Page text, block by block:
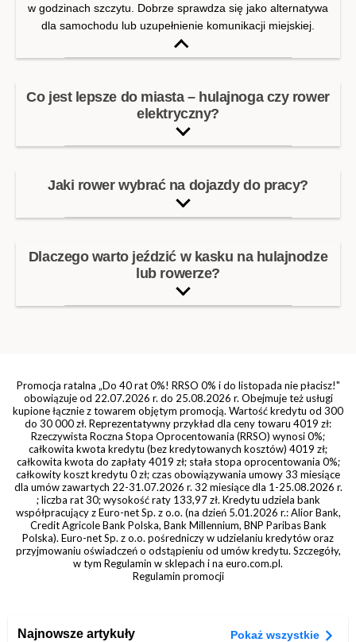
w godzinach szczytu. Dobrze sprawdza się jako alternatywa
dla samochodu lub uzupełnienie komunikacji miejskiej.
Co jest lepsze do miasta – hulajnoga czy rower
elektryczny?
Jaki rower wybrać na dojazdy do pracy?
Dlaczego warto jeździć w kasku na hulajnodze
lub rowerze?
Promocja ratalna „Do 40 rat 0%! RRSO 0% i do listopada nie płacisz!"
obowiązuje od 22.07.2026 r. do 25.08.2026 r. Obejmuje też usługi
kupione łącznie z towarem objętym promocją. Wartość kredytu od 300
do 30 000 zł. Reprezentatywny przykład dla ceny towaru 4019 zł:
Rzeczywista Roczna Stopa Oprocentowania (RRSO) wynosi 0%;
całkowita kwota kredytu (bez kredytowanych kosztów) 4019 zł;
całkowita kwota do zapłaty 4019 zł; stała stopa oprocentowania 0%;
całkowity koszt kredytu 0 zł; czas obowiązywania umowy 33 miesiące
dla umów zawartych 22-31.07.2026 r. 32 miesiące dla 1-25.08.2026 r.
; liczba rat 30; wysokość raty 133,97 zł. Kredytu udziela bank
współpracujący z Euro-net Sp. z o.o. (na dzień 5.01.2026 r.: Alior Bank,
Credit Agricole Bank Polska, Bank Millennium, BNP Paribas Bank
Polska). Euro-net Sp. z o.o. pośredniczy w udzielaniu kredytów oraz
przyjmowaniu oświadczeń o odstąpieniu od umów kredytu. Szczegóły,
w tym Regulamin w sklepach i na euro.com.pl.
Regulamin promocji
Najnowsze artykuły Pokaż wszystkie